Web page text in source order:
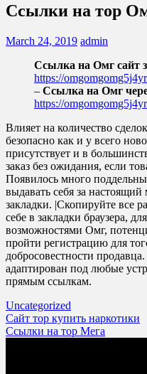
Ссылки на тор
March 24, 2019 admin
Ссылка на Омг сайт
https://
– Ссылка на Омг
https://
Влияет на количество
безопасно как и у всего
присутствует и в
заказ без ожидания, если
Появилось много
выдавать себя за
закладки. |Скопируйте все
себе в закладки браузера,
возможностями Омг,
пройти регистрацию для
добросовестности
адаптирован под любые
прямым ссылкам.
Uncategorized
Post
navigation
Сайт тор купить наркотики
Ссылки на тор Мега